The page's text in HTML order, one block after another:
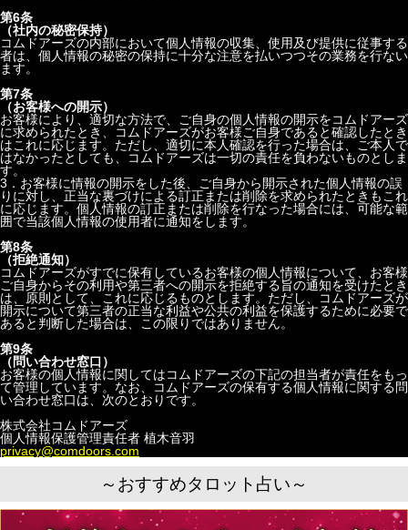
第6条
（社内の秘密保持）
コムドアーズの内部において個人情報の収集、使用及び提供に従事する
者は、個人情報の秘密の保持に十分な注意を払いつつその業務を行ない
ます。
第7条
（お客様への開示）
お客様により、適切な方法で、ご自身の個人情報の開示をコムドアーズ
に求められたとき、コムドアーズがお客様ご自身であると確認したとき
はこれに応じます。ただし、適切に本人確認を行った場合は、ご本人で
はなかったとしても、コムドアーズは一切の責任を負わないものとしま
す。
3．お客様に情報の開示をした後、ご自身から開示された個人情報の誤
りに対し、正当な裏づけによる訂正または削除を求められたときもこれ
に応じます。個人情報の訂正または削除を行なった場合には、可能な範
囲で当該個人情報の使用者に通知をします。
第8条
（拒絶通知）
コムドアーズがすでに保有しているお客様の個人情報について、お客様
ご自身からその利用や第三者への開示を拒絶する旨の通知を受けたとき
は、原則として、これに応じるものとします。ただし、コムドアーズが
開示について第三者の正当な利益や公共の利益を保護するために必要で
あると判断した場合は、この限りではありません。
第9条
（問い合わせ窓口）
お客様の個人情報に関してはコムドアーズの下記の担当者が責任をもっ
て管理しています。なお、コムドアーズの保有する個人情報に関する問
い合わせ窓口は、次のとおりです。
株式会社コムドアーズ
個人情報保護管理責任者 植木音羽
privacy@comdoors.com